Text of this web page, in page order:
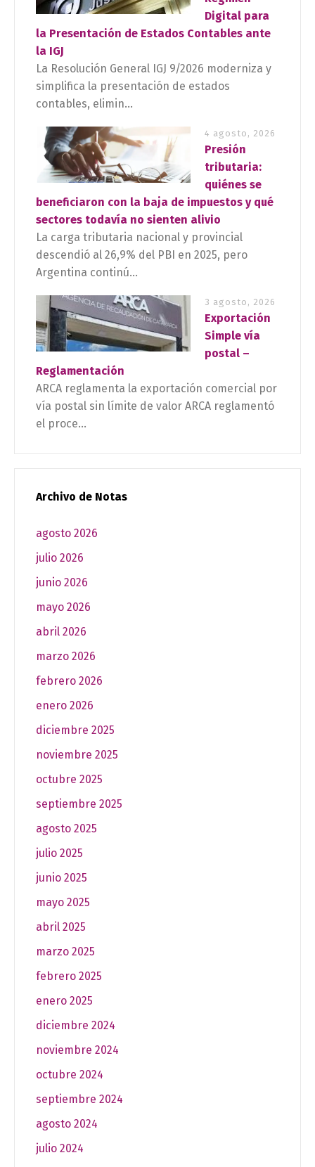
Digital para
la Presentación de Estados Contables ante
la IGJ
La Resolución General IGJ 9/2026 moderniza y
simplifica la presentación de estados
contables, elimin...
4 agosto, 2026
Presión
tributaria:
quiénes se
beneficiaron con la baja de impuestos y qué
sectores todavía no sienten alivio
La carga tributaria nacional y provincial
descendió al 26,9% del PBI en 2025, pero
Argentina continú...
3 agosto, 2026
Exportación
Simple vía
postal –
Reglamentación
ARCA reglamenta la exportación comercial por
vía postal sin límite de valor ARCA reglamentó
el proce...
Archivo de Notas
agosto 2026
julio 2026
junio 2026
mayo 2026
abril 2026
marzo 2026
febrero 2026
enero 2026
diciembre 2025
noviembre 2025
octubre 2025
septiembre 2025
agosto 2025
julio 2025
junio 2025
mayo 2025
abril 2025
marzo 2025
febrero 2025
enero 2025
diciembre 2024
noviembre 2024
octubre 2024
septiembre 2024
agosto 2024
julio 2024